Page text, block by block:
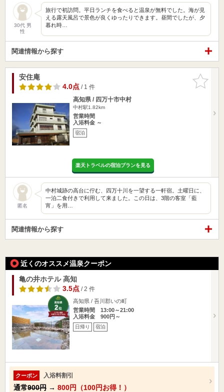
30代 男
性
旅行で初訪問。平日ランチを食べると温泉が無料でした。海が見
える露天風呂で景色が良くゆったりできます。昼間でしたが、夕
暮れ時…
関連情報から探す
お気に入
りに追加
安住庵
4.0点/ 1 件
高知県 / 四万十市中村
中村駅1.82km
営業時間
入浴料金 ～
宿泊
楽天トラベルの宿泊プランを見る
匿名
中村城跡の高台に佇む、四万十川を一望する一軒宿。土曜日に、
一泊二食付きで利用して来ました。この日は、3階の客室「藍
宵」を用…
関連情報から探す
近くのオススメ温泉クーポン
亀の井ホテル 高知
3.5点/ 2 件
高知県 / 吾川郡いの町
営業時間 13:00～21:00
入浴料金 900円～
日帰り 宿泊
クーポン 入浴料割引
通常900円 → 800円（100円お得！）